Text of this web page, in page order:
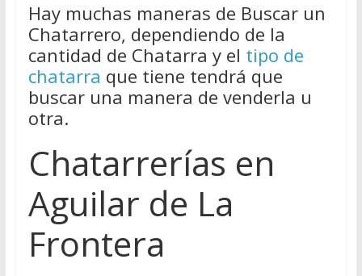
Hay muchas maneras de Buscar un
Chatarrero, dependiendo de la
cantidad de Chatarra y el tipo de
chatarra que tiene tendrá que
buscar una manera de venderla u
otra.
Chatarrerías en
Aguilar de La
Frontera